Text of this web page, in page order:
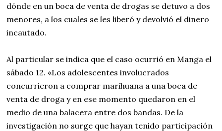
dónde en un boca de venta de drogas se detuvo a dos
menores, a los cuales se les liberó y devolvió el dinero
incautado.
Al particular se indica que el caso ocurrió en Manga el
sábado 12. «Los adolescentes involucrados
concurrieron a comprar marihuana a una boca de
venta de droga y en ese momento quedaron en el
medio de una balacera entre dos bandas. De la
investigación no surge que hayan tenido participación